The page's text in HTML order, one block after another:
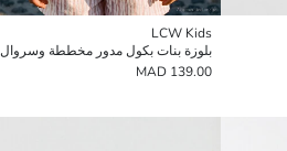
LCW Kids
بلوزة بنات بكول مدور مخططة
139.00 MAD